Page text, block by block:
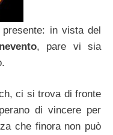
in vista del
, pare vi sia
ci si trova di fronte
di vincere per
che finora non può